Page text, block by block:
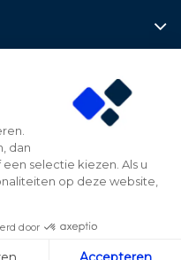
dan
selectie kiezen. Als u
op deze website,
door